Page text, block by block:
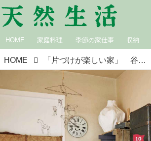
HOME 家庭料理 季節の家仕事 収納
HOME 「片づけが楽しい家」 谷ヒュンスクさん、「しまう」と「見せる」の気持ちいいバランス（3）「水まわり編」